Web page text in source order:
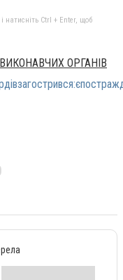
натисніть Ctrl + Enter, щоб
ОРГАНІВ